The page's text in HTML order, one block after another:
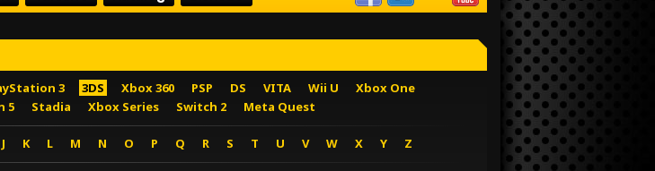
3 3DS Xbox 360 PSP DS VITA Wii U
Xbox One
5 Stadia Xbox Series Switch 2 Meta Quest
J K L M N O P Q R S T U V W X Y Z